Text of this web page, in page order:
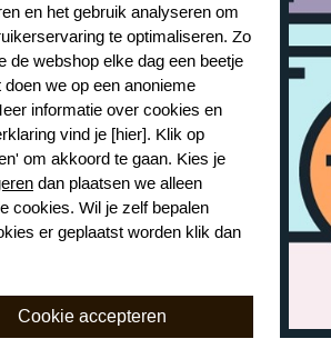
string shikkosa
Pink
€
en het gebruik analyseren om
te optimaliseren. Zo
de webshop elke dag een beetje
doen we op een anonieme
informatie over cookies en
vind je [hier]. Klik op
om akkoord te gaan. Kies je
dan plaatsen we alleen
cookies. Wil je zelf bepalen
er geplaatst worden klik dan